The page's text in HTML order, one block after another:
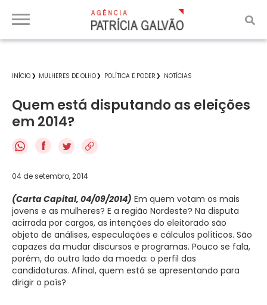
INÍCIO MULHERES DE OLHO POLÍTICA E PODER NOTÍCIAS
Quem está disputando as eleições
em 2014?
f
04 de setembro, 2014
(Carta Capital, 04/09/2014) Em quem votam os mais
jovens e as mulheres? E a região Nordeste? Na disputa
acirrada por cargos, as intenções do eleitorado são
objeto de análises, especulações e cálculos políticos. São
capazes da mudar discursos e programas. Pouco se fala,
porém, do outro lado da moeda: o perfil das
candidaturas. Afinal, quem está se apresentando para
dirigir o país?